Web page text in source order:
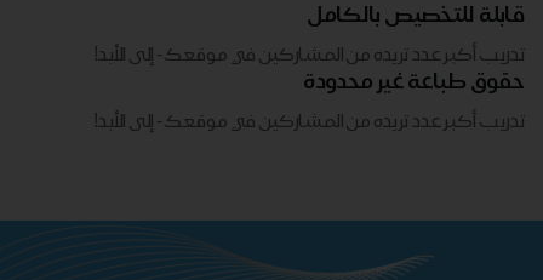
قابلة للتخصيص بالكامل
تدريب أكبر عدد تريده من المشاركين في موقعك - ​​إلى الأبد!
حقوق طباعة غير محدودة
تدريب أكبر عدد تريده من المشاركين في موقعك - ​​إلى الأبد!